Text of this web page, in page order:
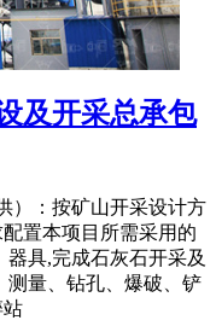
及开采总承包
）：按矿山开采设计方
置本项目所需采用的
具,完成石灰石开采及
测量、钻孔、爆破、铲
站